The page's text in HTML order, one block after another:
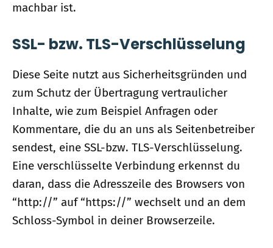
machbar ist.
SSL- bzw. TLS-Verschlüsselung
Diese Seite nutzt aus Sicherheitsgründen und
zum Schutz der Übertragung vertraulicher
Inhalte, wie zum Beispiel Anfragen oder
Kommentare, die du an uns als Seitenbetreiber
sendest, eine SSL-bzw. TLS-Verschlüsselung.
Eine verschlüsselte Verbindung erkennst du
daran, dass die Adresszeile des Browsers von
“http://” auf “https://” wechselt und an dem
Schloss-Symbol in deiner Browserzeile.